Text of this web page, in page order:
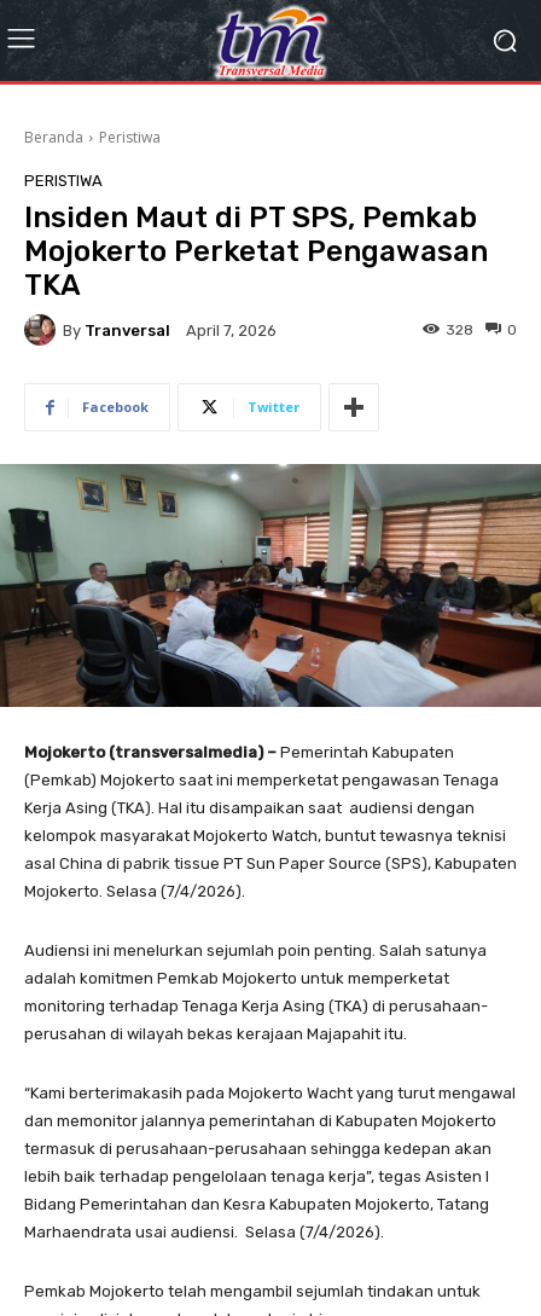
Beranda Peristiwa
PERISTIWA
Insiden Maut di PT SPS, Pemkab
Mojokerto Perketat Pengawasan
TKA
By Tranversal April 7, 2026 0
328
Facebook Twitter
Mojokerto (transversalmedia) – Pemerintah Kabupaten
(Pemkab) Mojokerto saat ini memperketat pengawasan Tenaga
Kerja Asing (TKA). Hal itu disampaikan saat audiensi dengan
kelompok masyarakat Mojokerto Watch, buntut tewasnya teknisi
asal China di pabrik tissue PT Sun Paper Source (SPS), Kabupaten
Mojokerto. Selasa (7/4/2026).
Audiensi ini menelurkan sejumlah poin penting. Salah satunya
adalah komitmen Pemkab Mojokerto untuk memperketat
monitoring terhadap Tenaga Kerja Asing (TKA) di perusahaan-
perusahan di wilayah bekas kerajaan Majapahit itu.
“Kami berterimakasih pada Mojokerto Wacht yang turut mengawal
dan memonitor jalannya pemerintahan di Kabupaten Mojokerto
termasuk di perusahaan-perusahaan sehingga kedepan akan
lebih baik terhadap pengelolaan tenaga kerja”, tegas Asisten I
Bidang Pemerintahan dan Kesra Kabupaten Mojokerto, Tatang
Marhaendrata usai audiensi. Selasa (7/4/2026).
Pemkab Mojokerto telah mengambil sejumlah tindakan untuk